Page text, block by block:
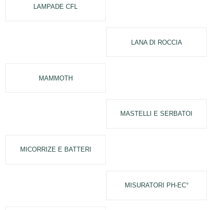
LAMPADE CFL
LANA DI ROCCIA
MAMMOTH
MASTELLI E SERBATOI
MICORRIZE E BATTERI
MISURATORI PH-EC°